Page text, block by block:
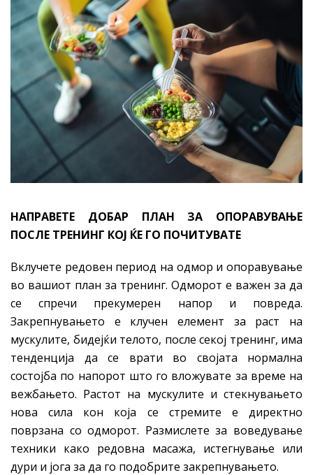
НАПРАВЕТЕ ДОБАР ПЛАН ЗА ОПОРАВУВАЊЕ
ПОСЛЕ ТРЕНИНГ КОЈ ЌЕ ГО ПОЧИТУВАТЕ
Вклучете редовен период на одмор и опоравување
во вашиот план за тренинг. Одморот е важен за да
се спречи прекумерен напор и повреда.
Закрепнувањето е клучен елемент за раст на
мускулите, бидејќи телото, после секој тренинг, има
тенденција да се врати во својата нормална
состојба по напорот што го вложувате за време на
вежбањето. Растот на мускулите и стекнувањето
нова сила кон која се стремите е директно
поврзана со одморот. Размислете за воведување
техники како редовна масажа, истегнување или
дури и јога за да го подобрите закрепнувањето.